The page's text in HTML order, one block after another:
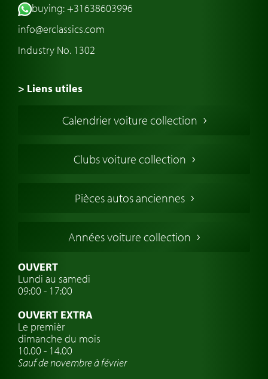
buying: +31638603996
info@erclassics.com
Industry No. 1302
> Liens utiles
Voiture Collection Europe
Voitures Anglaises
Voitures Allemandes
Voitures Suédoises
Assurance voiture de collection
Clubs de voitures classiques
Atelier de voitures anciennes
Montres de marque de voiture
Calendrier voiture collection
Clubs voiture collection
Pièces autos anciennes
Années voiture collection
OUVERT
Lundi au samedi
09:00 - 17:00
OUVERT EXTRA
Le premièr
dimanche du mois
10.00 - 14.00
Sauf de novembre à février